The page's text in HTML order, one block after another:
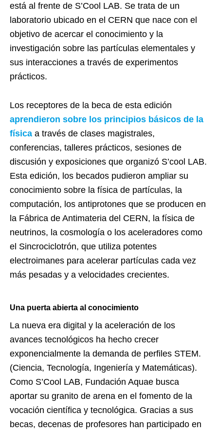
está al frente de S’Cool LAB. Se trata de un
laboratorio ubicado en el CERN que nace con el
objetivo de acercar el conocimiento y la
investigación sobre las partículas elementales y
sus interacciones a través de experimentos
prácticos.
Los receptores de la beca de esta edición
aprendieron sobre los principios básicos de la
física a través de clases magistrales,
conferencias, talleres prácticos, sesiones de
discusión y exposiciones que organizó S’cool LAB.
Esta edición, los becados pudieron ampliar su
conocimiento sobre la física de partículas, la
computación, los antiprotones que se producen en
la Fábrica de Antimateria del CERN, la física de
neutrinos, la cosmología o los aceleradores como
el Sincrociclotrón, que utiliza potentes
electroimanes para acelerar partículas cada vez
más pesadas y a velocidades crecientes.
Una puerta abierta al conocimiento
La nueva era digital y la aceleración de los
avances tecnológicos ha hecho crecer
exponencialmente la demanda de perfiles STEM.
(Ciencia, Tecnología, Ingeniería y Matemáticas).
Como S’Cool LAB, Fundación Aquae busca
aportar su granito de arena en el fomento de la
vocación científica y tecnológica. Gracias a sus
becas, decenas de profesores han participado en